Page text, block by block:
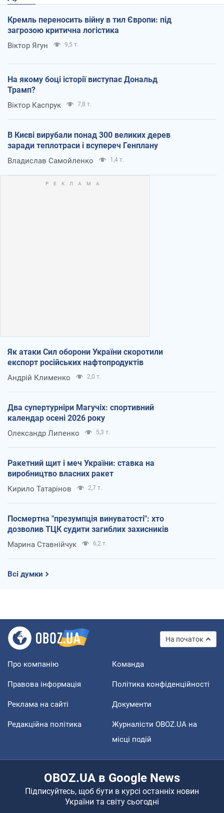
Кремль переносить війну в тил Європи: під
загрозою критична логістика
Віктор Ягун 9,5 т.
На якому боці історії виступає Дональд
Трамп?
Віктор Каспрук 7,8 т.
В Києві вирубали понад 300 великих дерев
заради теплотраси і всупереч Генплану
Владислав Самойленко 1,4 т.
Як атаки Сил оборони України скоротили
експорт російських нафтопродуктів
Андрій Клименко 2,0 т.
Два супертурніри Магучіх: спортивний
календар осені 2026 року
Олександр Липенко 5,3 т.
Ракетний щит і меч України: ставка на
виробництво власних ракет
Кирило Татарінов 2,7 т.
Посмертна "презумпція винуватості": хто
дозволив ТЦК судити загиблих захисників
Марина Ставнійчук 6,2 т.
Всі думки
На початок
Про компанію Команда
Правова інформація Політика конфіденційності
Реклама на сайті Документи
Редакційна політика
Журналісти OBOZ.UA на
місці подій
OBOZ.UA в Google News
Підписуйтесь, щоб бути в курсі останніх новин
України та світу сьогодні